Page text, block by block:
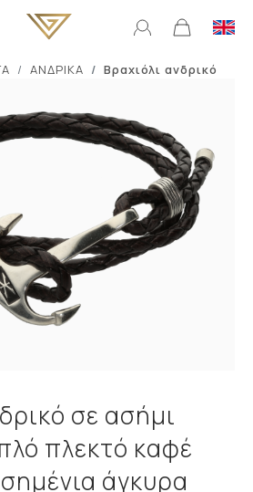
ΑΝΔΡΙΚΑ Βραχιόλι ανδρικό
σε ασήμι
πλεκτό καφέ
άγκυρα